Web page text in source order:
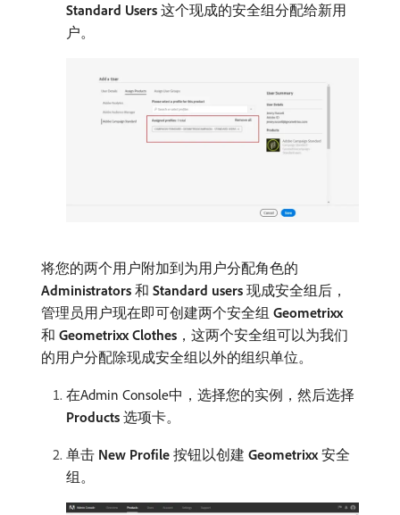
Standard Users 这个现成的安全组分配给新用
户。
将您的两个用户附加到为用户分配角色的
Administrators 和 Standard users 现成安全组后，
管理员用户现在即可创建两个安全组 Geometrixx
和 Geometrixx Clothes ，这两个安全组可以为我们
的用户分配除现成安全组以外的组织单位。
在Admin Console中，选择您的实例，然后选择​
Products ​选项卡。
单击 New Profile 按钮以创建 Geometrixx 安全
组。